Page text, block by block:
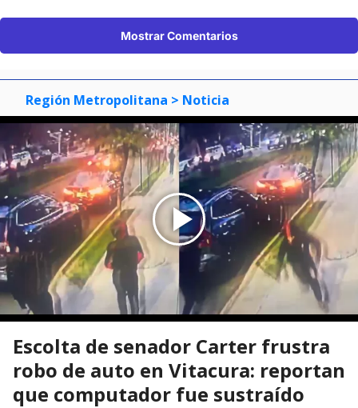
Mostrar Comentarios
Región Metropolitana > Noticia
Escolta de senador Carter frustra
robo de auto en Vitacura: reportan
que computador fue sustraído